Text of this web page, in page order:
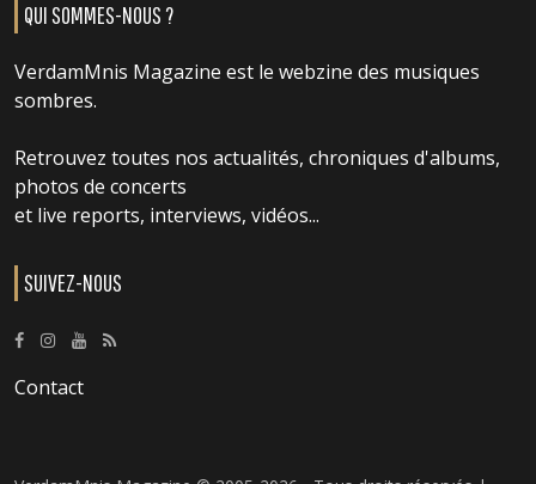
QUI SOMMES-NOUS ?
VerdamMnis Magazine est le webzine des musiques
sombres.
Retrouvez toutes nos actualités, chroniques d'albums,
photos de concerts
et live reports, interviews, vidéos...
SUIVEZ-NOUS
Contact